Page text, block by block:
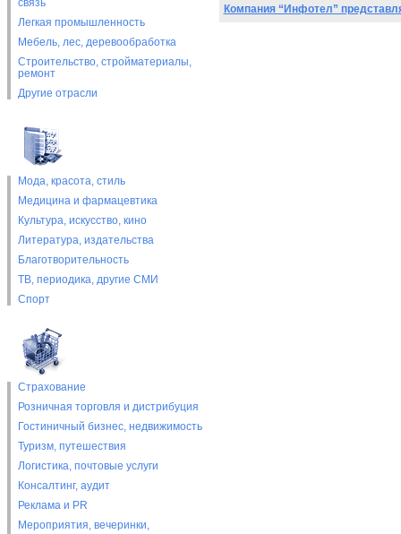
связь
Легкая промышленность
Мебель, лес, деревообработка
Строительство, стройматериалы,
ремонт
Другие отрасли
Мода, красота, стиль
Медицина и фармацевтика
Культура, искусство, кино
Литература, издательства
Благотворительность
ТВ, периодика, другие СМИ
Спорт
Страхование
Розничная торговля и дистрибуция
Гостиничный бизнес, недвижимость
Туризм, путешествия
Логистика, почтовые услуги
Консалтинг, аудит
Реклама и PR
Мероприятия, вечеринки,
Компания “Инфотел”